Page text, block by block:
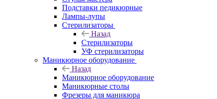
Подставки педикюрные
Лампы-лупы
Стерилизаторы
Назад
Стерилизаторы
УФ стерилизаторы
Маникюрное оборудование
Назад
Маникюрное оборудование
Маникюрные столы
Фрезеры для маникюра